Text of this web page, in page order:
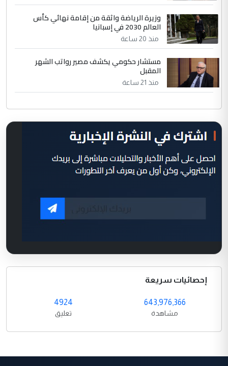
وزيرة الرياضة واثقة من إقامة نهائي كأس
العالم 2030 في إسبانيا
منذ 20 ساعة
مستشار حكومي يكشف مصير رواتب الشهر
المقبل
منذ 21 ساعة
إحصائيات سريعة
643,976,366
مشاهدة
4924
تعليق